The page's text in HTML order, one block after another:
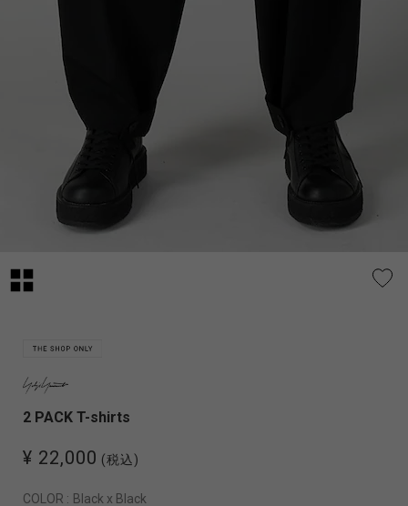
2 PACK T-shirts
¥ 22,000 (税込)
COLOR : Black x Black